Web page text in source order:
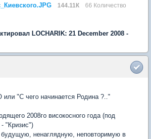
144.11К
66 Количество
LOCHARIK: 21 December 2008 -
"C чего начинается Родина ?.."
2008го високосного года (под
"Кризис")
ненаглядную, неповторимую в